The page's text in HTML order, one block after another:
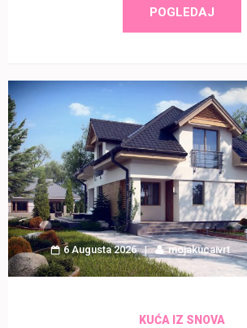
POGLEDAJ
6 Augusta 2026 mojakucaivrt
KUĆA IZ SNOVA